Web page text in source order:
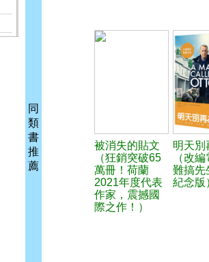
同
類
書
推
薦
被消失的貼文
（狂銷突破65
萬冊！荷蘭
2021年度代表
作家，震撼國
際之作！）
明天別
（改
難搞先
紀念版